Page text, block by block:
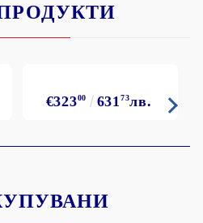
€32300 63173лв.